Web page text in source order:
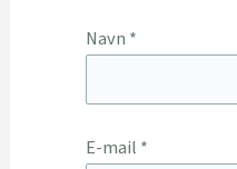
Navn *
E-mail *